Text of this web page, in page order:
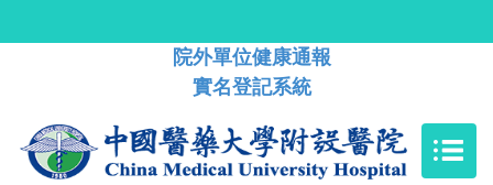
院外單位健康通報
實名登記系統